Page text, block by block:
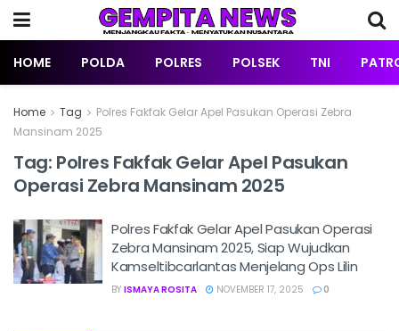
HOME POLDA POLRES POLSEK TNI
Home Tag
Polres Fakfak Gelar Apel Pasukan Operasi Zebra
Mansinam 2025
Tag: Polres Fakfak Gelar Apel Pasukan
Operasi Zebra Mansinam 2025
Polres Fakfak Gelar Apel Pasukan Operasi
Zebra Mansinam 2025, Siap Wujudkan
Kamseltibcarlantas Menjelang Ops Lilin
BY ISMAYA ROSITA NOVEMBER 17, 2025 0